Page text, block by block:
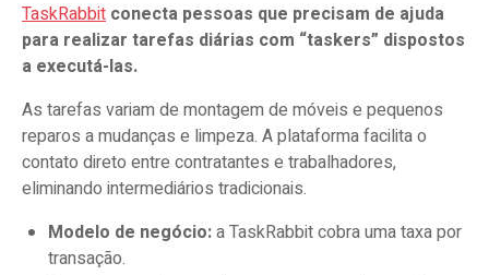
TaskRabbit conecta pessoas que precisam de ajuda
para realizar tarefas diárias com “taskers” dispostos
a executá-las.
As tarefas variam de montagem de móveis e pequenos
reparos a mudanças e limpeza. A plataforma facilita o
contato direto entre contratantes e trabalhadores,
eliminando intermediários tradicionais.
Modelo de negócio:a TaskRabbit cobra uma taxa por
transação.